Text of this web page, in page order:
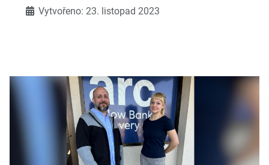
Vytvořeno: 23. listopad 2023